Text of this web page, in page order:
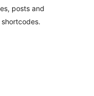
posts and